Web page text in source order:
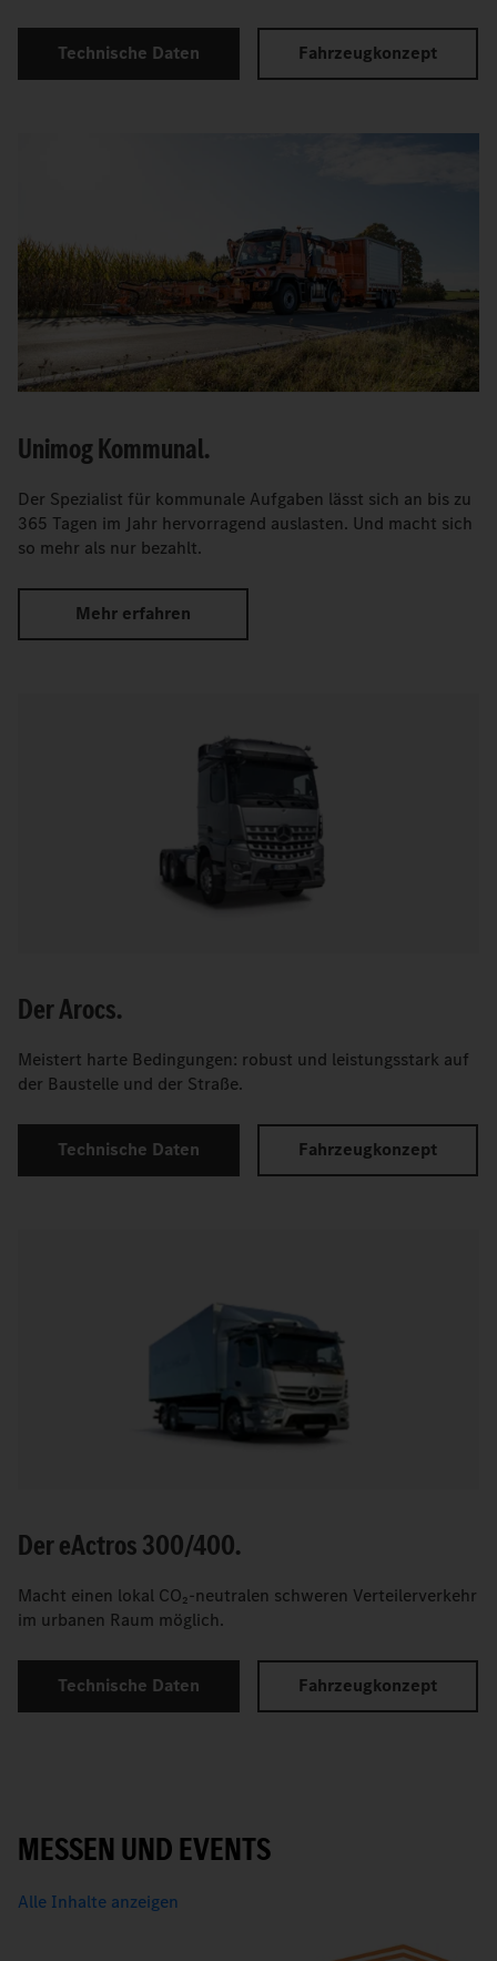
Technische Daten Fahrzeugkonzept
Unimog Kommunal.
Der Spezialist für kommunale Aufgaben lässt sich an bis zu
365 Tagen im Jahr hervorragend auslasten. Und macht sich
so mehr als nur bezahlt.
Mehr erfahren
Der Arocs.
Meistert harte Bedingungen: robust und leistungsstark auf
der Baustelle und der Straße.
Technische Daten Fahrzeugkonzept
DereActros 300/400.
Macht einen lokal CO₂-neutralen schweren Verteilerverkehr
im urbanen Raum möglich.
Technische Daten Fahrzeugkonzept
MESSEN UND EVENTS
Alle Inhalte anzeigen